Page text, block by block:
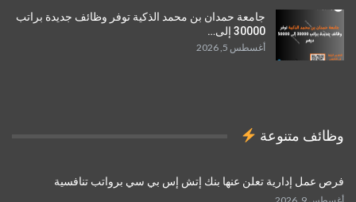
جامعة حمدان بن محمد الذكية توفر وظائف جديدة براتب
30000 إلى…
أغسطس 5, 2026
وظائف متنوعة
فرص عمل إدارية تعلن عنها بنك إتش إس بي سي برواتب تنافسية